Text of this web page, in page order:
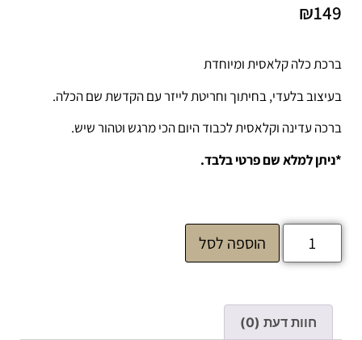
₪149
ברכת כלה קלאסית ומיוחדת
בעיצוב בלעדי, בחיתוך וחריטת לייזר עם הקדשת שם הכלה.
ברכה עדינה וקלאסית לכבוד היום הכי מרגש וטהור שיש.
*ניתן למלא שם פרטי בלבד.
הוספה לסל
חוות דעת (0)